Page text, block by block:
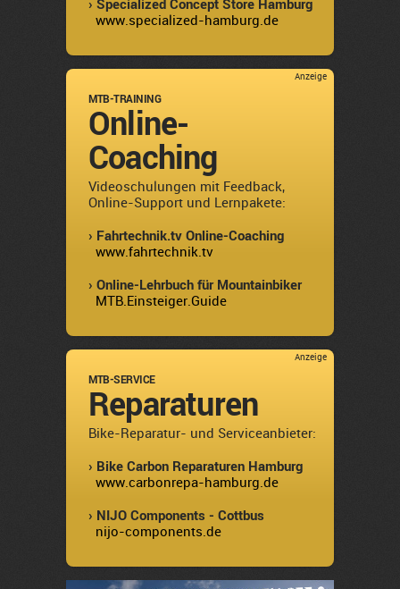
› Specialized Concept Store Hamburg
www.specialized-hamburg.de
Anzeige
MTB-TRAINING
Online-
Coaching
Videoschulungen mit Feedback,
Online-Support und Lernpakete:
› Fahrtechnik.tv Online-Coaching
www.fahrtechnik.tv
› Online-Lehrbuch für Mountainbiker
MTB.Einsteiger.Guide
Anzeige
MTB-SERVICE
Reparaturen
Bike-Reparatur- und Serviceanbieter:
› Bike Carbon Reparaturen Hamburg
www.carbonrepa-hamburg.de
› NIJO Components - Cottbus
nijo-components.de